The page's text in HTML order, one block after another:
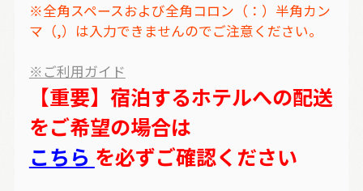
※全角スペースおよび全角コロン（：）半角カン
マ（,）は入力できませんのでご注意ください。
※ご利用ガイド
【重要】宿泊するホテルへの配送
をご希望の場合は
こちら を必ずご確認ください